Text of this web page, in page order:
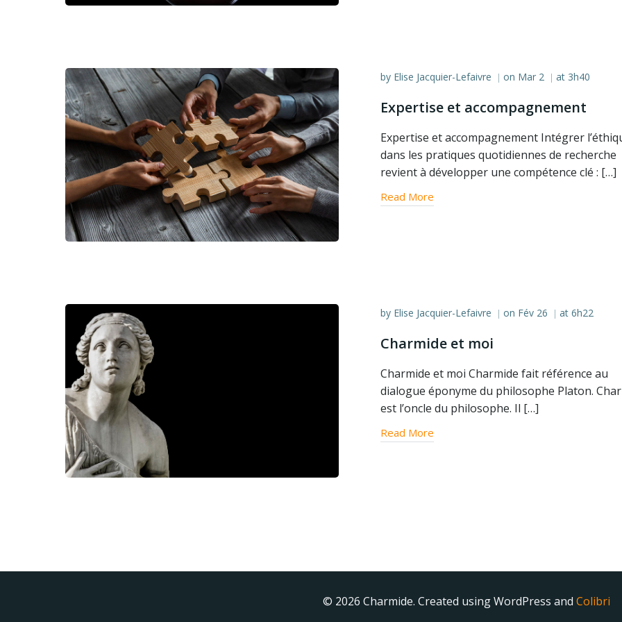
by Elise Jacquier-Lefaivre | on Mar 2 | at 3h40
Expertise et accompagnement
Expertise et accompagnement Intégrer
dans les pratiques quotidiennes de recherche
revient à développer une compétence clé : […]
Read More
by Elise Jacquier-Lefaivre | on Fév 26 | at 6h22
Charmide et moi
Charmide et moi Charmide fait référence au
dialogue éponyme du philosophe Platon.
est l’oncle du philosophe. Il […]
Read More
© 2026 Charmide. Created using WordPress and Colibri